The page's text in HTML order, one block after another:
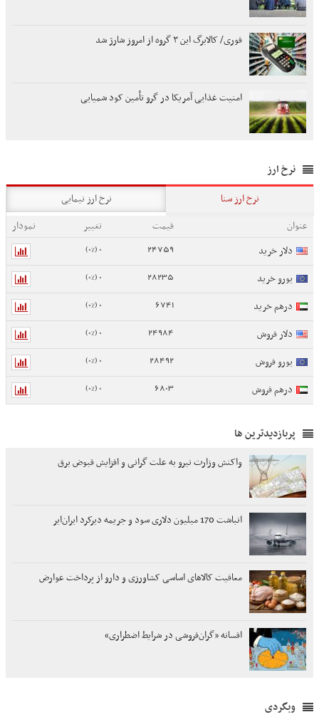
فوری/ کالابرگ این ۳ گروه از امروز شارژ شد
امنیت غذایی آمریکا در گرو تأمین کود شمیایی
نرخ ارز
نرخ ارز سنا
نرخ ارز نیمایی
عنوان
قیمت تغییر
نمودار
دلار خرید
24759
0 (0%)
یورو خرید 28235
0 (0%)
درهم خرید 6741
0 (0%)
دلار فروش 24984
0 (0%)
یورو فروش 28492
0 (0%)
درهم فروش 6803
0 (0%)
پربازدیدترین ها
واکنش وزارت نیرو به علت گرانی و افزایش قبوض برق
انباشت 170 میلیون دلاری سود و جریمه دیرکرد ایران‌ایر
معافیت کالاهای اساسی کشاورزی و دارو از پرداخت عوارض
افسانه «گران‌فروشی در شرایط اضطراری»
وبگردی